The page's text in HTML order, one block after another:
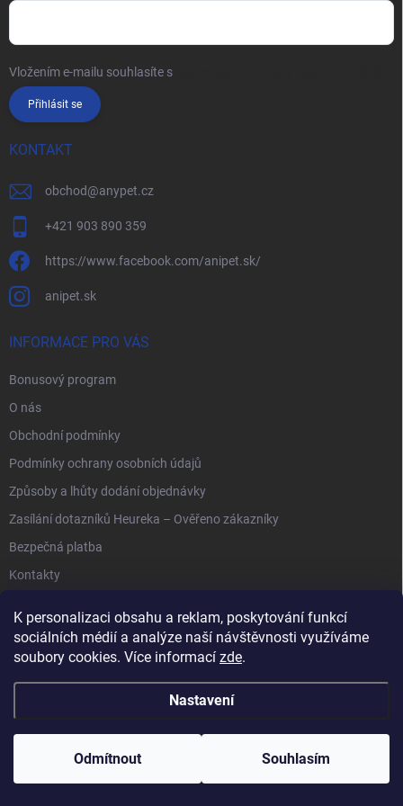
K personalizaci obsahu a reklam, poskytování funkcí
sociálních médií a analýze naší návštěvnosti využíváme
soubory cookies. Více informací zde.
Nastavení
Odmítnout Souhlasím
Vložením e-mailu souhlasíte s
Přihlásit se
KONTAKT
obchod@anypet.cz
+421 903 890 359
https://www.facebook.com/anipet.sk/
anipet.sk
INFORMACE PRO VÁS
Bonusový program
O nás
Obchodní podmínky
Podmínky ochrany osobních údajů
Způsoby a lhůty dodání objednávky
Zasílání dotazníků Heureka – Ověřeno zákazníky
Bezpečná platba
Kontakty
Anipet.sk
Vytvořil Shoptet
Copyright 2026Anypet.cz. Všechna práva vyhrazena.Upravit nastavení